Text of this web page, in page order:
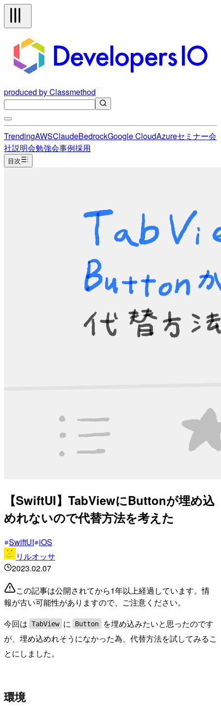
produced by Classmethod
TrendingAWSClaudeBedrockGoogle CloudAzureセミナー会
社説明会勉強会事例採用
目次
【SwiftUI】TabViewにButtonが埋め込
めれないので代替方法を考えた
SwiftUI iOS
リルオッサ
2023.02.07
この記事は公開されてから1年以上経過しています。情
報が古い可能性がありますので、ご注意ください。
今回は TabView に Button
を埋め込みたいと思ったのです
が、埋め込めれそうになかった為、代替方法を試してみるこ
とにしました。
環境